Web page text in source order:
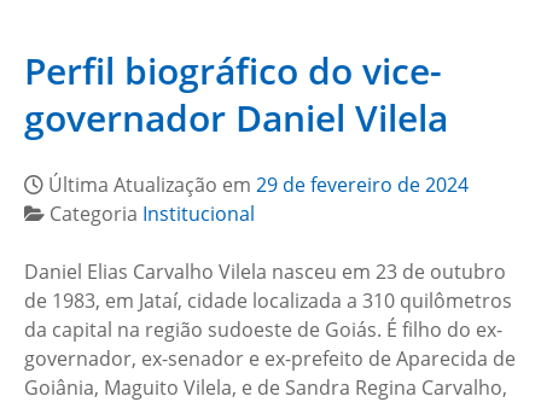
Perfil biográfico do vice-
governador Daniel Vilela
Última Atualização em 29 de fevereiro de 2024
Categoria Institucional
Daniel Elias Carvalho Vilela nasceu em 23 de outubro
de 1983, em Jataí, cidade localizada a 310 quilômetros
da capital na região sudoeste de Goiás. É filho do ex-
governador, ex-senador e ex-prefeito de Aparecida de
Goiânia, Maguito Vilela, e de Sandra Regina Carvalho,